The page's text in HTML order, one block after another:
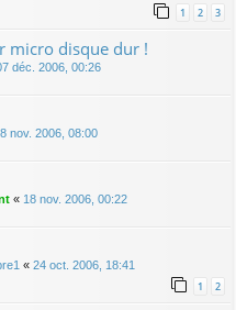
1 2 3
micro disque dur !
déc. 2006, 00:26
nov. 2006, 08:00
« 18 nov. 2006, 00:22
« 24 oct. 2006, 18:41
1 2